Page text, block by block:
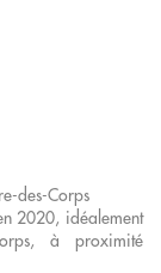
des-Corps
2020, idéalement
à proximité